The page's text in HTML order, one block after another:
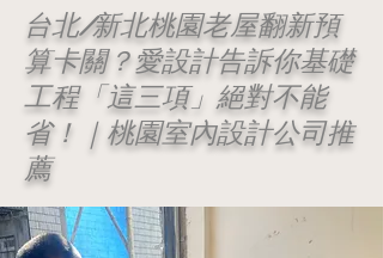
台北/新北桃園老屋翻新預
算卡關？愛設計告訴你基礎
工程「這三項」絕對不能
省！｜桃園室內設計公司推
薦